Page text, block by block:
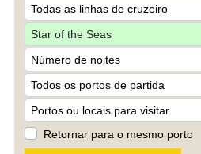
Retornar para o mesmo porto